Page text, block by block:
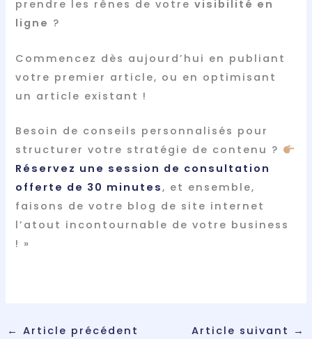
prendre les rênes de votrevisibilité en
ligne ?
Commencez dès aujourd’hui en publiant
votre premier article, ou en optimisant
un article existant !
Besoin de conseils personnalisés pour
structurer votre stratégie de contenu ?
Réservez une session de consultation
offerte de 30 minutes, et ensemble,
faisons de votre blog de site internet
l’atout incontournable de votre business
! »
← Article précédent Article suivant →